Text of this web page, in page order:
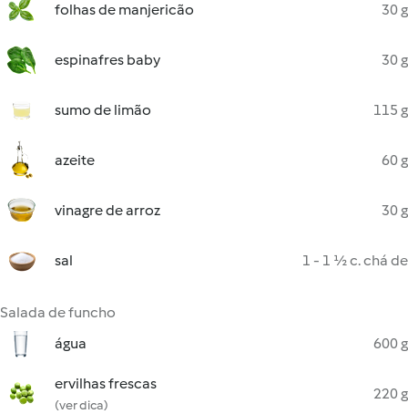
folhas de manjericão 30 g
espinafres baby 30 g
sumo de limão 115 g
azeite 60 g
vinagre de arroz 30 g
sal 1 - 1 ½ c. chá de
Salada de funcho
água
600 g
ervilhas frescas
(ver dica)
220 g